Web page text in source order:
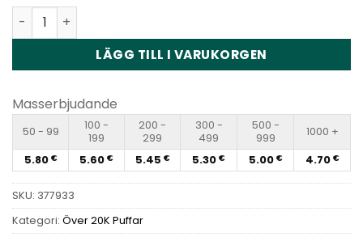
Vapme Crystal 20000 Disposable Vape Wholesale
LÄGG TILL I VARUKORGEN
Masserbjudande
50 - 99
100 -
199
200 -
299
300 -
499
500 -
999
1000 +
5.80 € 5.60 € 5.45 € 5.30 € 5.00 € 4.70 €
SKU: 377933
Kategori: Över 20K Puffar